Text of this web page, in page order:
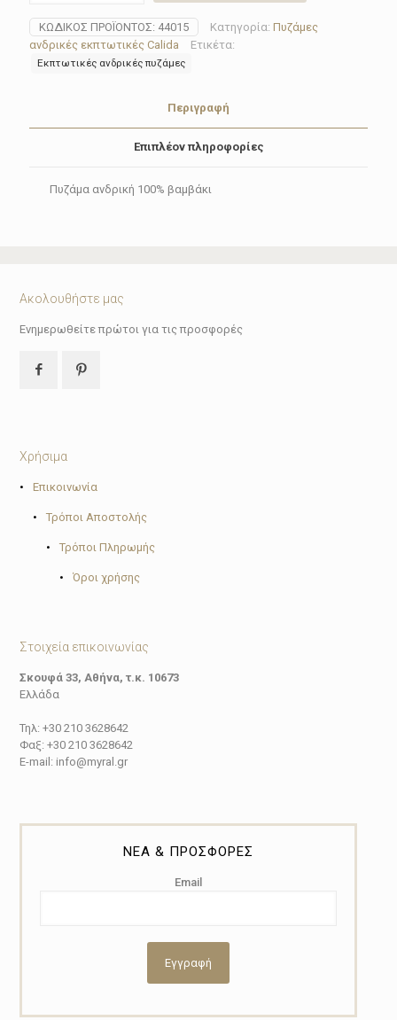
44015(Ciel-
Red-
Royal
σε
ΚΩΔΙΚΌΣ ΠΡΟΪΌΝΤΟΣ: 44015 Κατηγορία: Πυζάμες
ανδρικές εκπτωτικές Calida
Ετικέτα:
Εκπτωτικές ανδρικές πυζάμες
Περιγραφή
Επιπλέον πληροφορίες
Πυζάμα ανδρική 100% βαμβάκι
Ακολουθήστε μας
Ενημερωθείτε πρώτοι για τις προσφορές
Χρήσιμα
• Επικοινωνία
• Τρόποι Αποστολής
• Τρόποι Πληρωμής
• Όροι χρήσης
Στοιχεία επικοινωνίας
Σκουφά 33, Αθήνα, τ.κ. 10673
Ελλάδα
Τηλ: +30 210 3628642
Φαξ: +30 210 3628642
E-mail: info@myral.gr
ΝΕΑ & ΠΡΟΣΦΟΡΕΣ
Email